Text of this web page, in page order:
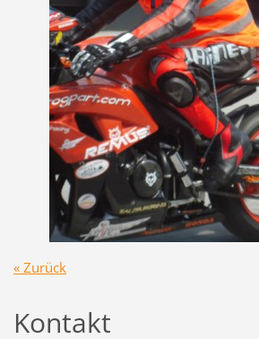
« Zurück
Kontakt